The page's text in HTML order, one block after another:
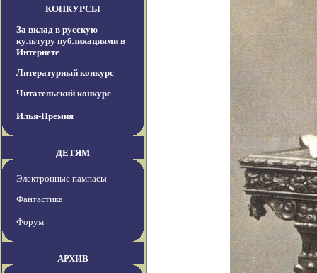
КОНКУРСЫ
За вклад в русскую
культуру публикациями в
Интернете
Литературный конкурс
Читательский конкурс
Илья-Премия
ДЕТЯМ
Электронные пампасы
Фантастика
Форум
АРХИВ